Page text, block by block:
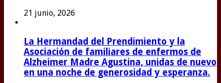
21 junio, 2026
La Hermandad del Prendimiento y la
Asociación de familiares de enfermos de
Alzheimer Madre Agustina, unidas de nuevo
en una noche de generosidad y esperanza.